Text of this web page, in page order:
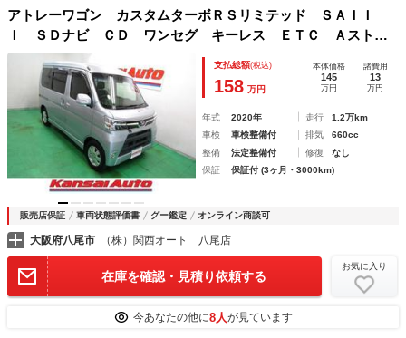
アトレーワゴン カスタムターボＲＳリミテッド ＳＡＩＩ
Ｉ ＳＤナビ ＣＤ ワンセグ キーレス ＥＴＣ Ａストッ
プ ウィンカーミラー 電格ミラー 左側パワースライドド
ア Ｓアラーム ＬＥＤヘッド フォグ オートハイビーム
リアワイパー ルーフコンソール ＡＢＳ
支払総額(税込)
158 万円
本体価格
145
万円
諸費用
13
万円
年式 2020年 走行
1.2万km
車検
車検整備付 排気
660cc
整備
法定整備付 修復
なし
保証
保証付 (3ヶ月・3000km)
販売店保証 車両状態評価書 グー鑑定 オンライン商談可
大阪府八尾市 （株）関西オート 八尾店
在庫を確認・見積り依頼する
お気に入り
今あなたの他に8人が見ています